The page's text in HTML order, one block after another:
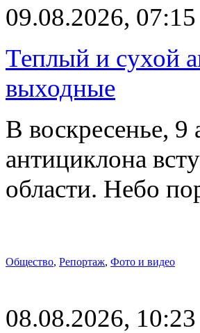
09.08.2026, 07:15
Теплый и сухой
выходные
В воскресенье, 9
антициклона
области. Небо
Общество, Репортаж, Фото и видео
08.08.2026, 10:23